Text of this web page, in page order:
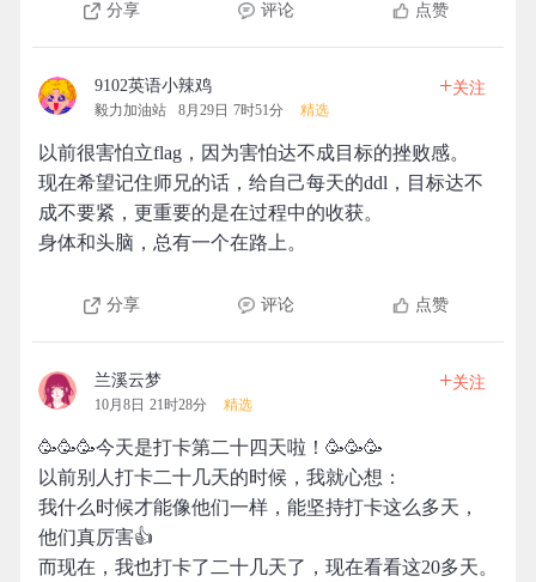
分享 评论 点赞
9102英语小辣鸡
毅力加油站 8月29日 7时51分 精选
+关注
以前很害怕立flag，因为害怕达不成目标的挫败感。
现在希望记住师兄的话，给自己每天的ddl，目标达不
成不要紧，更重要的是在过程中的收获。
身体和头脑，总有一个在路上。
分享 评论 点赞
兰溪云梦
10月8日 21时28分 精选
+关注
🥳🥳🥳今天是打卡第二十四天啦！🥳🥳🥳
以前别人打卡二十几天的时候，我就心想：
我什么时候才能像他们一样，能坚持打卡这么多天，
他们真厉害👍
而现在，我也打卡了二十几天了，现在看看这20多天。